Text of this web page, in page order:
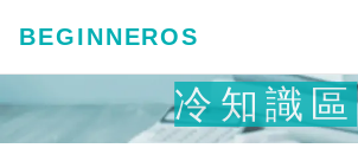
BEGINNEROS
冷知識區